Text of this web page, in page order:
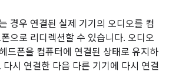
경우 연결된 실제 기기의 오디오를 컴
으로 리디렉션할 수 있습니다. 오디오
드폰을 컴퓨터에 연결된 상태로 유지하
시 연결한 다음 다른 기기에 다시 연결